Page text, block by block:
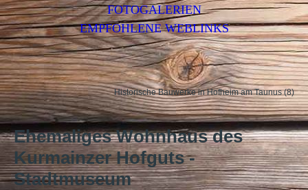
FOTOGALERIEN
EMPFOHLENE WEBLINKS
Historische Bauwerke in Hofheim am Taunus (8)
Ehemaliges Wohnhaus des
Kurmainzer Hofguts -
Stadtmuseum